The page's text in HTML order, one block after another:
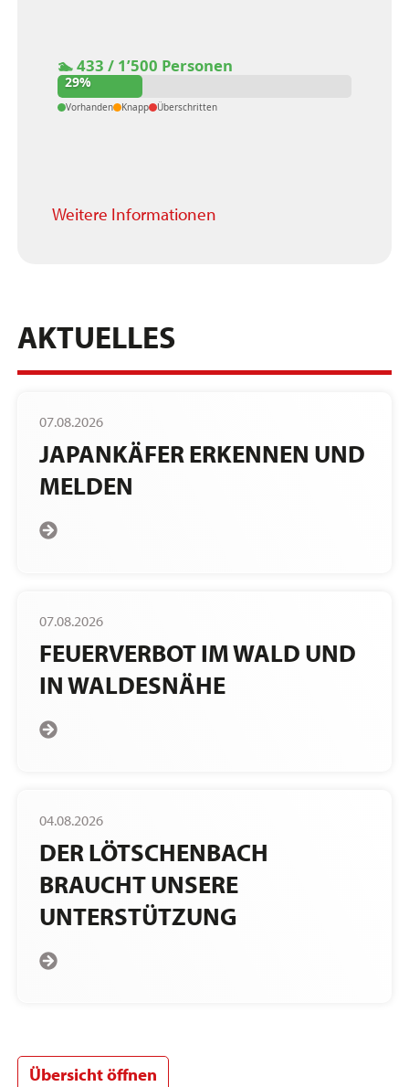
Weitere Informationen
AKTUELLES
07.08.2026
JAPANKÄFER ERKENNEN UND
MELDEN
07.08.2026
FEUERVERBOT IM WALD UND
IN WALDESNÄHE
04.08.2026
DER LÖTSCHENBACH
BRAUCHT UNSERE
UNTERSTÜTZUNG
Übersicht öffnen